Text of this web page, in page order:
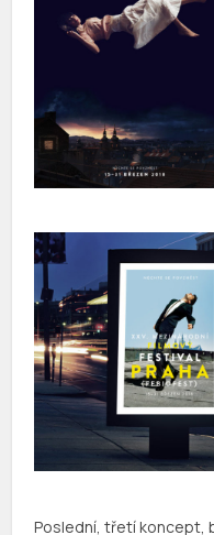
Poslední, třetí koncept,